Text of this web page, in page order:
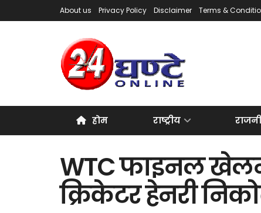
About us Privacy Policy Disclaimer Terms &
होम राष्ट्रीय
WTC फाइनल
क्रिकेटर हेनरी